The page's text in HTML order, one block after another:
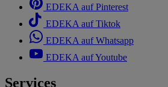
EDEKA auf Pinterest
EDEKA auf Tiktok
EDEKA auf Whatsapp
EDEKA auf Youtube
Services